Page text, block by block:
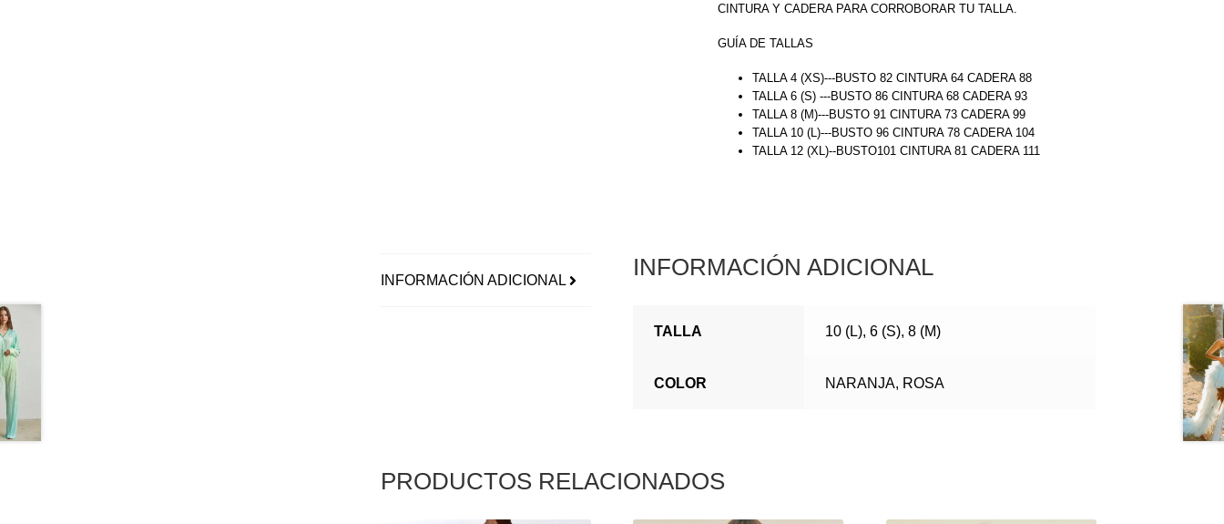
CINTURA Y CADERA PARA CORROBORAR TU TALLA.
GUÍA DE TALLAS
TALLA 4 (XS)---BUSTO 82 CINTURA 64 CADERA 88
TALLA 6 (S) ---BUSTO 86 CINTURA 68 CADERA 93
TALLA 8 (M)---BUSTO 91 CINTURA 73 CADERA 99
TALLA 10 (L)---BUSTO 96 CINTURA 78 CADERA 104
TALLA 12 (XL)--BUSTO101 CINTURA 81 CADERA 111
INFORMACIÓN ADICIONAL
INFORMACIÓN ADICIONAL
TALLA 10 (L), 6 (S), 8 (M)
COLOR NARANJA, ROSA
PRODUCTOS RELACIONADOS